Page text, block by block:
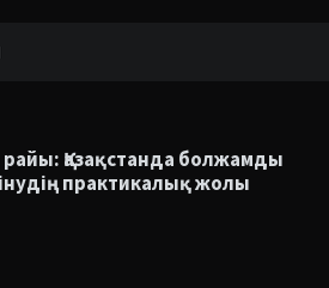
райы: Қазақстанда болжамды
практикалық жолы